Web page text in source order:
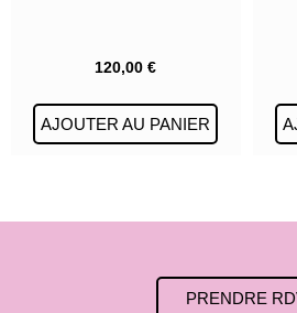
120,00€
AJOUTER AU PANIER
PRENDRE